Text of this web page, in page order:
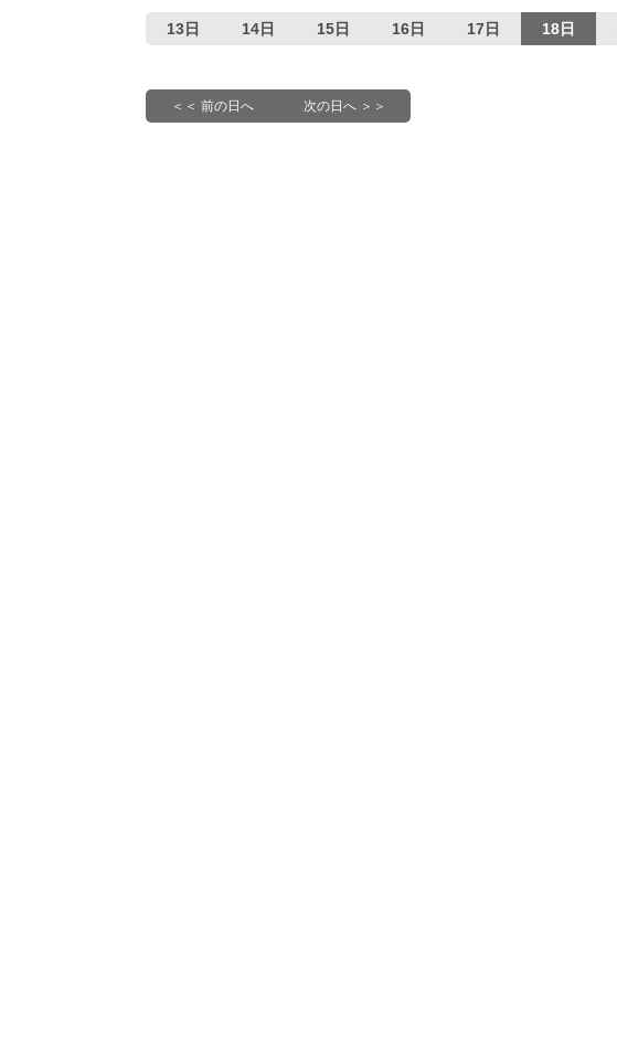
13日 14日 15日 16日 17日 18日
＜＜ 前の日へ 次の日へ ＞＞